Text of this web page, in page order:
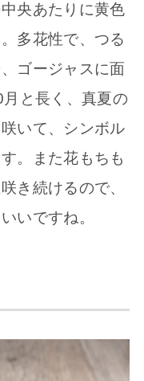
央あたりに黄色
多花性で、つる
ゴージャスに面
と長く、真夏の
いて、シンボル
。また花もちも
き続けるので、
いですね。